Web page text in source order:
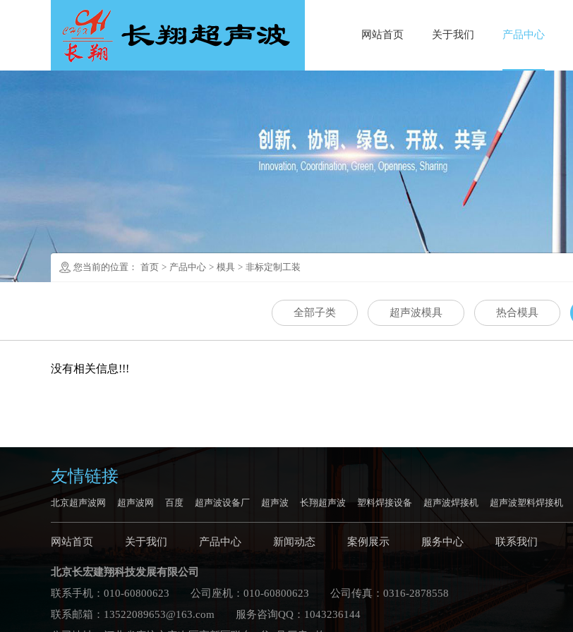
网站首页 关于我们 产品中心
您当前的位置： 首页 > 产品中心 > 模具 > 非标定制工装
全部子类 超声波模具 热合模具
没有相关信息!!!
友情链接
北京超声波网 超声波网 百度 超声波设备厂 超声波 长翔超声波 塑料焊接设备 超声波焊接机 超声波塑料焊接机
网站首页 关于我们 产品中心 新闻动态 案例展示 服务中心 联系我们
北京长宏建翔科技发展有限公司
联系手机：010-60800623 公司座机：010-60800623 公司传真：0316-2878558
联系邮箱：13522089653@163.com 服务咨询QQ：1043236144